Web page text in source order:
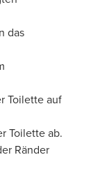
das
Toilette auf
Toilette ab.
Ränder